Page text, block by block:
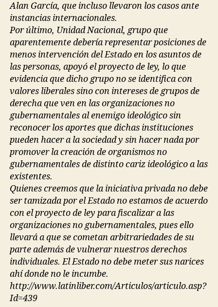
Alan García, que incluso llevaron los casos ante
instancias internacionales.
Por último, Unidad Nacional, grupo que
aparentemente debería representar posiciones de
menos intervención del Estado en los asuntos de
las personas, apoyó el proyecto de ley, lo que
evidencia que dicho grupo no se identifica con
valores liberales sino con intereses de grupos de
derecha que ven en las organizaciones no
gubernamentales al enemigo ideológico sin
reconocer los aportes que dichas instituciones
pueden hacer a la sociedad y sin hacer nada por
promover la creación de organismos no
gubernamentales de distinto cariz ideológico a las
existentes.
Quienes creemos que la iniciativa privada no debe
ser tamizada por el Estado no estamos de acuerdo
con el proyecto de ley para fiscalizar a las
organizaciones no gubernamentales, pues ello
llevará a que se cometan arbitrariedades de su
parte además de vulnerar nuestros derechos
individuales. El Estado no debe meter sus narices
ahí donde no le incumbe.
http://www.latinliber.com/Articulos/articulo.asp?
Id=439